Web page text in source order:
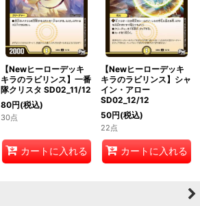
【Newヒーローデッキ
キラのラビリンス】一番
隊クリスタ SD02_11/12
80円(税込)
30点
カートに入れる
【Newヒーローデッキ
キラのラビリンス】シャ
イン・アロー
SD02_12/12
50円(税込)
22点
カートに入れる